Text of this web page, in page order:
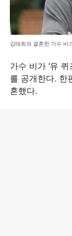
김태희와 결혼한 가수 비
가수 비가 '유
를 공개한다. 한
혼했다.